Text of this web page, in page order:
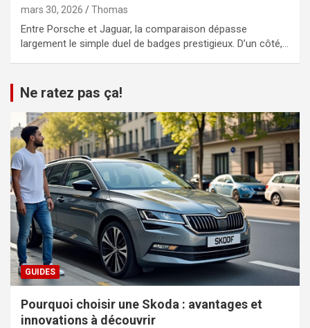
mars 30, 2026 Thomas
Entre Porsche et Jaguar, la comparaison dépasse
largement le simple duel de badges prestigieux. D’un côté,…
Ne ratez pas ça!
GUIDES
Pourquoi choisir une Skoda : avantages et
innovations à découvrir